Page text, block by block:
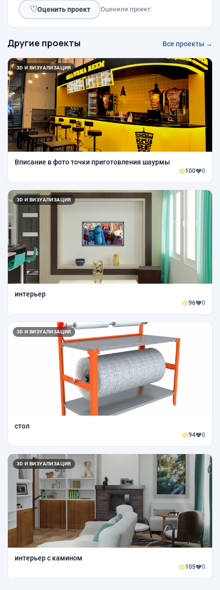
♡Оценить проект Оценили проект:
Другие проекты Все проекты →
3D И ВИЗУАЛИЗАЦИЯ
Вписание в фото точки приготовления шаурмы
100 0
3D И ВИЗУАЛИЗАЦИЯ
интерьер
96 0
3D И ВИЗУАЛИЗАЦИЯ
стол
94 0
3D И ВИЗУАЛИЗАЦИЯ
интерьер с камином
105 0